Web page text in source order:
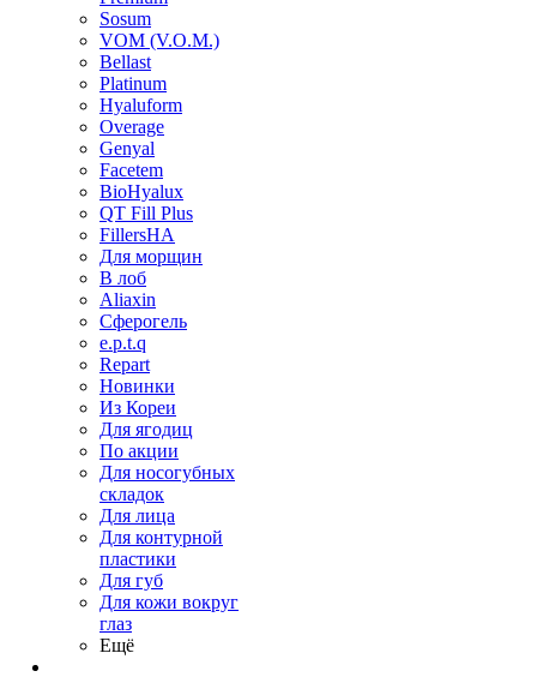
Sosum
VOM (V.O.M.)
Bellast
Platinum
Hyaluform
Overage
Genyal
Facetem
BioHyalux
QT Fill Plus
FillersHA
Для морщин
В лоб
Aliaxin
Сферогель
e.p.t.q
Repart
Новинки
Из Кореи
Для ягодиц
По акции
Для носогубных
складок
Для лица
Для контурной
пластики
Для губ
Для кожи вокруг
глаз
Ещё